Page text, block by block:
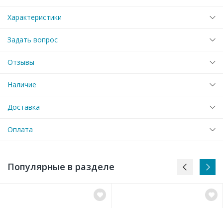
Характеристики
Задать вопрос
Отзывы
Наличие
Доставка
Оплата
Популярные в разделе